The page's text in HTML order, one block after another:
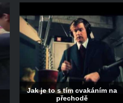
Jak je to s tím cvakáním na
přechodě